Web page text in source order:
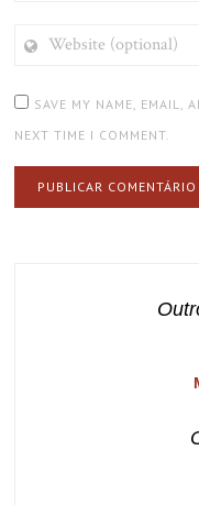
(OPTIONAL)
SAVE MY NAME, EMAIL,
NEXT TIME I COMMENT.